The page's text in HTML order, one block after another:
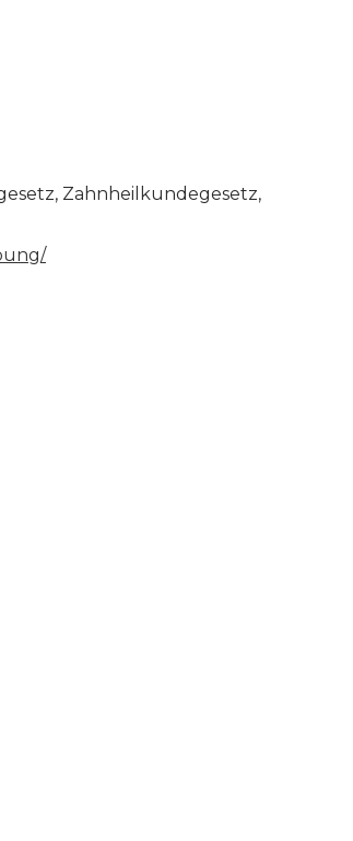
Zahnheilkundegesetz,